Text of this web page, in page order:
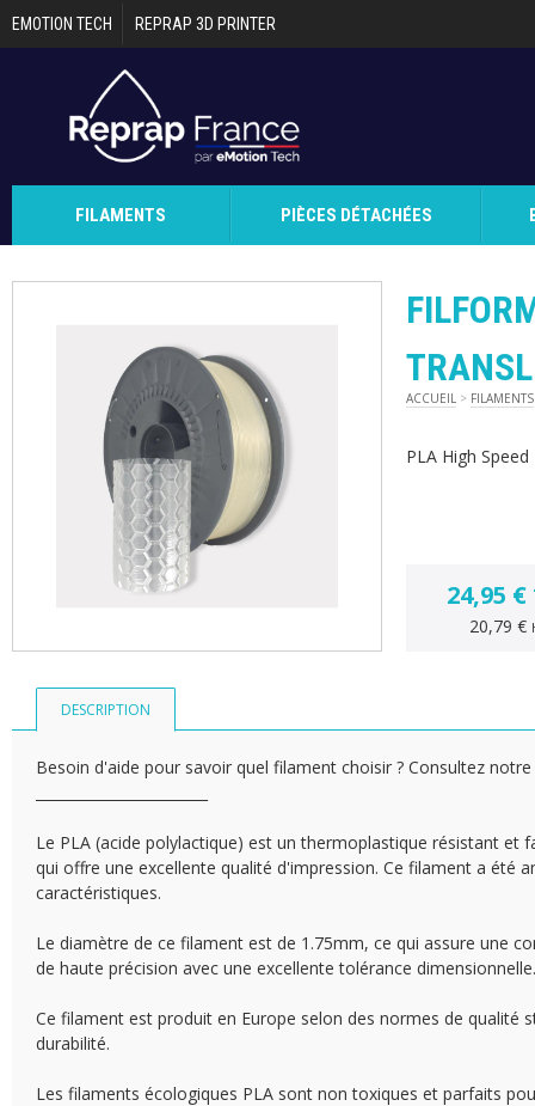
Aller au contenu principal
EMOTION TECH REPRAP 3D PRINTER
FILAMENTS PIÈCES DÉTACHÉES
ACCUEIL > FILAMENTS
PLA High
24,95 €
20,79 €
DESCRIPTION
Besoin d'aide pour savoir quel filament choisir ? Consultez
Le PLA (acide polylactique) est un thermoplastique résistant
qui offre une excellente qualité d'impression. Ce filament a été
caractéristiques.
Le diamètre de ce filament est de 1.75mm, ce qui assure une
de haute précision avec une excellente tolérance dimensionnelle.
Ce filament est produit en Europe selon des normes de qualité
durabilité.
Les filaments écologiques PLA sont non toxiques et parfaits